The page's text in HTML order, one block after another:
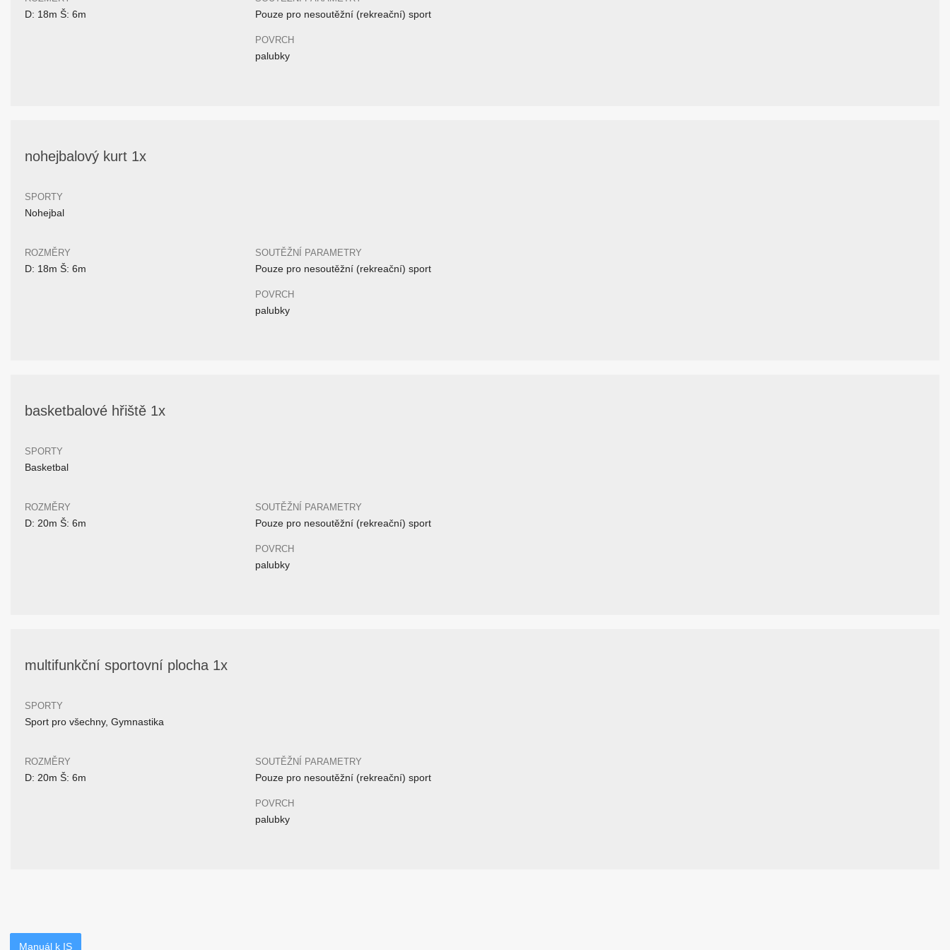
D: 18m Š: 6m Pouze pro nesoutěžní (rekreační) sport
POVRCH
palubky
nohejbalový kurt 1x
SPORTY
Nohejbal
ROZMĚRY
D: 18m Š: 6m
SOUTĚŽNÍ PARAMETRY
Pouze pro nesoutěžní (rekreační) sport
POVRCH
palubky
basketbalové hřiště 1x
SPORTY
Basketbal
ROZMĚRY
D: 20m Š: 6m
SOUTĚŽNÍ PARAMETRY
Pouze pro nesoutěžní (rekreační) sport
POVRCH
palubky
multifunkční sportovní plocha 1x
SPORTY
Sport pro všechny, Gymnastika
ROZMĚRY
D: 20m Š: 6m
SOUTĚŽNÍ PARAMETRY
Pouze pro nesoutěžní (rekreační) sport
POVRCH
palubky
Manuál k IS